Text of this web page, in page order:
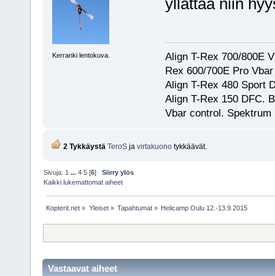
Kerranki lentokuva.
Align T-Rex 700/800E
Rex 600/700E Pro
Align T-Rex 480 Sport
Align T-Rex 150 DFC.
Vbar control.
2 Tykkäystä TeroSja virtakuonotykkäävät.
Sivuja: 1 ...4 5 [6]Siirry ylös
Kaikki lukemattomat aiheet
Kopterit.net » Yleiset» Tapahtumat» Helicamp Oulu 12.-13.9.2015
Vastaavat aiheet